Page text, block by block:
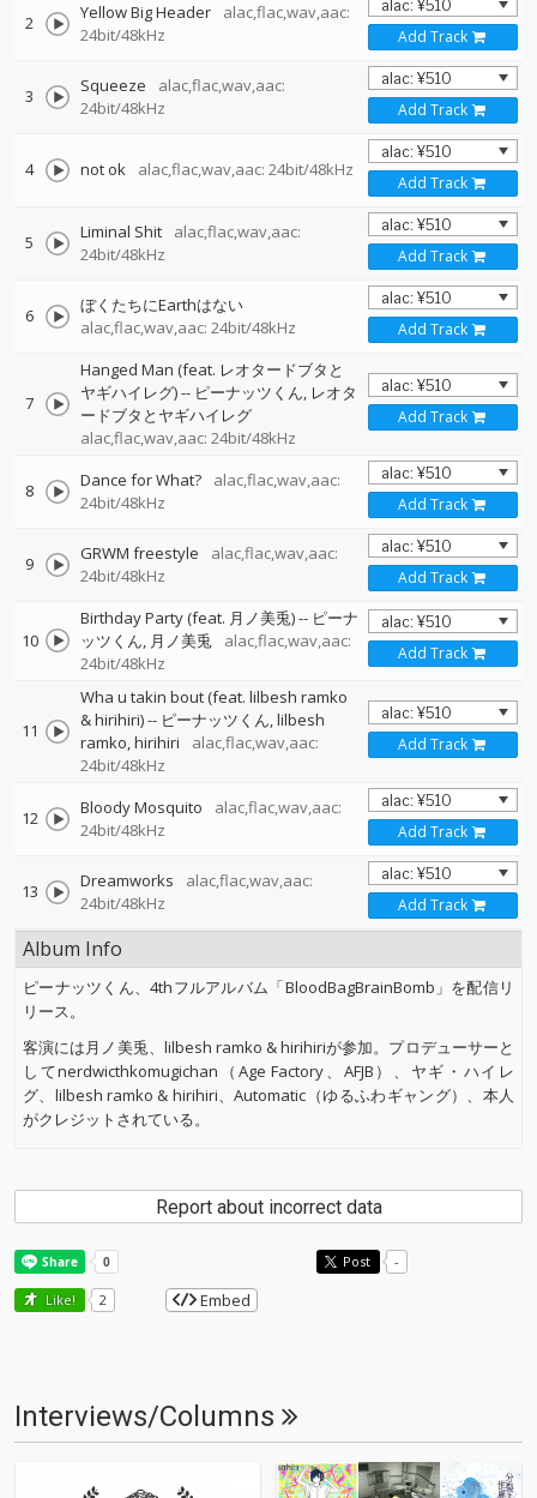
2 Yellow Big Header
alac,flac,wav,aac:
24bit/48kHz
Add Track
3 Squeeze
alac,flac,wav,aac:
24bit/48kHz
Add Track
4 not ok alac,flac,wav,aac: 24bit/48kHz
Add Track
5 Liminal Shit
alac,flac,wav,aac:
24bit/48kHz
Add Track
6
ぼくたちにEarthはない
alac,flac,wav,aac: 24bit/48kHz
Add Track
7
Hanged Man (feat. レオタードブタと
ヤギハイレグ)-- ピーナッツくん レオタ
ードブタとヤギハイレグ
alac,flac,wav,aac: 24bit/48kHz
Add Track
8 Dance for What?
alac,flac,wav,aac:
24bit/48kHz
Add Track
9 GRWM freestyle
alac,flac,wav,aac:
24bit/48kHz
Add Track
10
Birthday Party (feat. 月ノ美兎)-- ピーナ
ッツくん 月ノ美兎
alac,flac,wav,aac:
24bit/48kHz
Add Track
11
Wha u takin bout (feat. lilbesh ramko
& hirihiri)-- ピーナッツくん lilbesh
ramko hirihiri
alac,flac,wav,aac:
24bit/48kHz
Add Track
12 Bloody Mosquito
alac,flac,wav,aac:
24bit/48kHz
Add Track
13 Dreamworks
alac,flac,wav,aac:
24bit/48kHz
Add Track
Album Info
ピーナッツくん、4thフルアルバム「BloodBagBrainBomb」を配信リ
リース。
客演には月ノ美兎、lilbesh ramko & hirihiriが参加。プロデューサーと
してnerdwicthkomugichan（Age Factory、AFJB）、ヤギ・ハイレ
グ、lilbesh ramko & hirihiri、Automatic（ゆるふわギャング）、本人
がクレジットされている。
Report about incorrect data
Post -
Like! 2 Embed
Interviews/Columns